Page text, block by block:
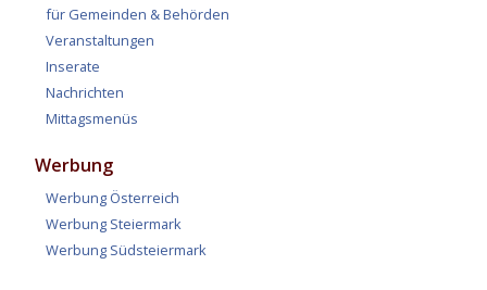
für Gemeinden & Behörden
Veranstaltungen
Inserate
Nachrichten
Mittagsmenüs
Werbung
Werbung Österreich
Werbung Steiermark
Werbung Südsteiermark